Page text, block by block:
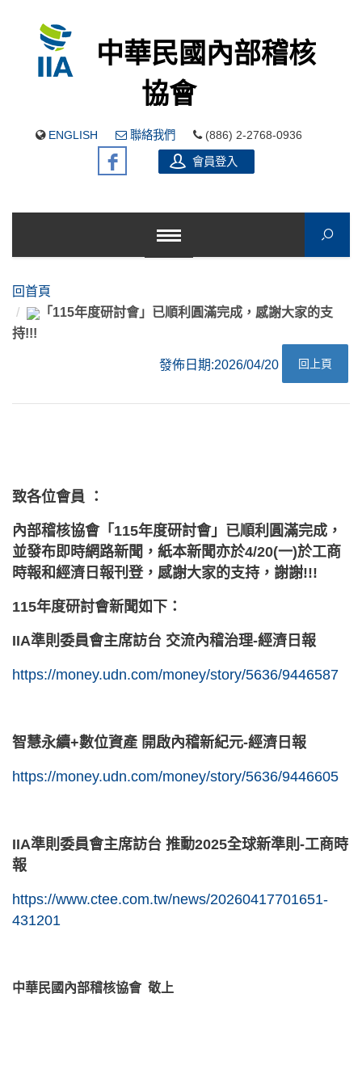
中華民國內部稽核
協會
ENGLISH 聯絡我們 (886) 2-2768-0936
會員登入
回首頁
「115年度研討會」已順利圓滿完成，感謝大家的支
持!!!
發佈日期:2026/04/20 回上頁
致各位會員 ：
內部稽核協會「115年度研討會」已順利圓滿完成，
並發布即時網路新聞 ， 紙本新聞亦於4/20(一)於工商
時報和經濟日報刊登， 感謝大家的支持，謝謝!!!
115年度研討會新聞如下：
IIA準則委員會主席訪台 交流內稽治理-經濟日報
https://money.udn.com/money/story/5636/9446587
智慧永續+數位資產 開啟內稽新紀元-經濟日報
https://money.udn.com/money/story/5636/9446605
IIA準則委員會主席訪台 推動2025全球新準則-工商時
報
https://www.ctee.com.tw/news/20260417701651-
431201
中華民國內部稽核協會 敬上